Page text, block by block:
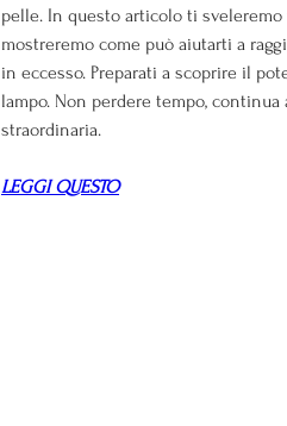
pelle. In questo articolo ti
mostreremo come può aiutarti a
in eccesso. Preparati a scoprire il
lampo. Non perdere tempo,
straordinaria.
LEGGI QUESTO